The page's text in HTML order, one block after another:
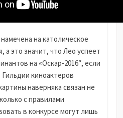
на католическое
это значит, что Лео успеет
на «Оскар-2016″, если
киноактеров
наверняка связан не
с правилами
в конкурсе могут лишь